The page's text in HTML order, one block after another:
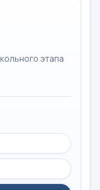
этапа